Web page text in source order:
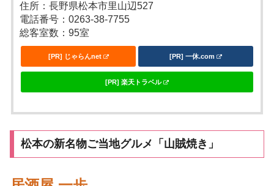
住所：長野県松本市里山辺527
電話番号：0263-38-7755
総客室数：95室
[PR] じゃらんnet [PR] 一休.com
[PR] 楽天トラベル
松本の新名物ご当地グルメ「山賊焼き」